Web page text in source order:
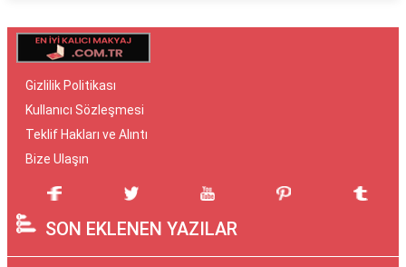
Gizlilik Politikası
Kullanıcı Sözleşmesi
Teklif Hakları ve Alıntı
Bize Ulaşın
SON EKLENEN YAZILAR